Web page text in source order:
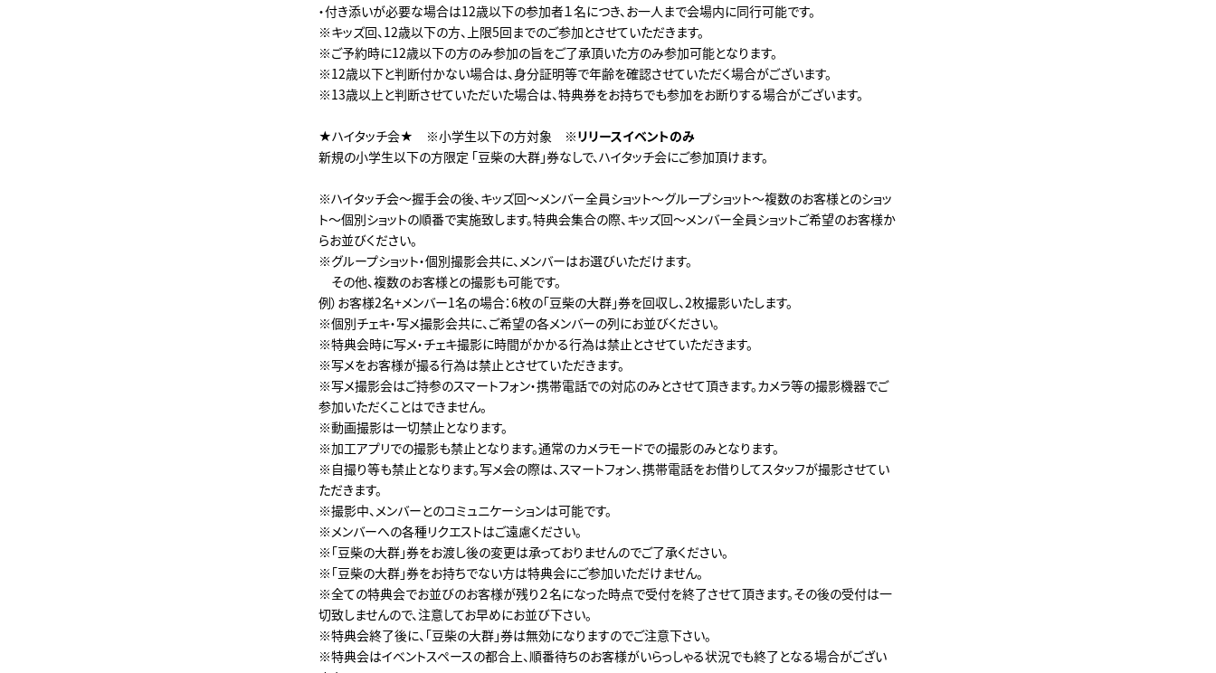
・付き添いが必要な場合は12歳以下の参加者１名につき、お一人まで会場内に同行可能です。
※キッズ回、12歳以下の方、上限5回までのご参加とさせていただきます。
※ご予約時に12歳以下の方のみ参加の旨をご了承頂いた方のみ参加可能となります。
※12歳以下と判断付かない場合は、身分証明等で年齢を確認させていただく場合がございます。
※13歳以上と判断させていただいた場合は、特典券をお持ちでも参加をお断りする場合がございます。
★ハイタッチ会★ ※小学生以下の方対象 ※リリースイベントのみ
新規の小学生以下の方限定 「豆柴の大群」券なしで、ハイタッチ会にご参加頂けます。
※ハイタッチ会～握手会の後、キッズ回～メンバー全員ショット～グループショット～複数のお客様とのショッ
ト～個別ショットの順番で実施致します。特典会集合の際、キッズ回～メンバー全員ショットご希望のお客様か
らお並びください。
※グループショット・個別撮影会共に、メンバーはお選びいただけます。
その他、複数のお客様との撮影も可能です。
例）お客様2名+メンバー1名の場合：6枚の「豆柴の大群」券を回収し、2枚撮影いたします。
※個別チェキ・写メ撮影会共に、ご希望の各メンバーの列にお並びください。
※特典会時に写メ・チェキ撮影に時間がかかる行為は禁止とさせていただきます。
※写メをお客様が撮る行為は禁止とさせていただきます。
※写メ撮影会はご持参のスマートフォン・携帯電話での対応のみとさせて頂きます。カメラ等の撮影機器でご
参加いただくことはできません。
※動画撮影は一切禁止となります。
※加工アプリでの撮影も禁止となります。通常のカメラモードでの撮影のみとなります。
※自撮り等も禁止となります。写メ会の際は、スマートフォン、携帯電話をお借りしてスタッフが撮影させてい
ただきます。
※撮影中、メンバーとのコミュニケーションは可能です。
※メンバーへの各種リクエストはご遠慮ください。
※「豆柴の大群」券をお渡し後の変更は承っておりませんのでご了承ください。
※「豆柴の大群」券をお持ちでない方は特典会にご参加いただけません。
※全ての特典会でお並びのお客様が残り２名になった時点で受付を終了させて頂きます。その後の受付は一
切致しませんので、注意してお早めにお並び下さい。
※特典会終了後に、「豆柴の大群」券は無効になりますのでご注意下さい。
※特典会はイベントスペースの都合上、順番待ちのお客様がいらっしゃる状況でも終了となる場合がござい